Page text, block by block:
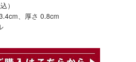
）
、厚さ 0.8cm